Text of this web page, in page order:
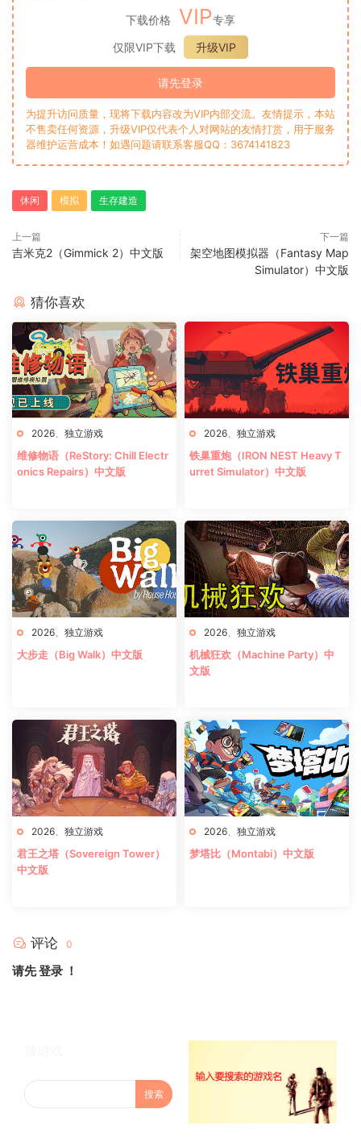
下载价格 VIP专享
仅限VIP下载
升级VIP
请先登录
为提升访问质量，现将下载内容改为VIP内部交流。友情提示，本站
不售卖任何资源，升级VIP仅代表个人对网站的友情打赏，用于服务
器维护运营成本！如遇问题请联系客服QQ：3674141823
休闲 模拟 生存建造
上一篇
吉米克2（Gimmick 2）中文版
下一篇
架空地图模拟器（Fantasy Map
Simulator）中文版
猜你喜欢
2026、 独立游戏
维修物语（ReStory: Chill Electr
onics Repairs）中文版
2026、 独立游戏
铁巢重炮（IRON NEST Heavy T
urret Simulator）中文版
2026、 独立游戏
大步走（Big Walk）中文版
2026、 独立游戏
机械狂欢（Machine Party）中
文版
2026、 独立游戏
君王之塔（Sovereign Tower）
中文版
2026、 独立游戏
梦塔比（Montabi）中文版
评论 0
请先登录 ！